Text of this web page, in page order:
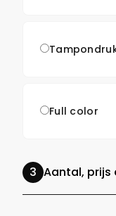
Full color
Aantal, prijs